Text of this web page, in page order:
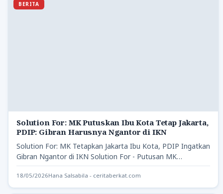
BERITA
Solution For: MK Putuskan Ibu Kota Tetap Jakarta,
PDIP: Gibran Harusnya Ngantor di IKN
Solution For: MK Tetapkan Jakarta Ibu Kota, PDIP Ingatkan
Gibran Ngantor di IKN Solution For - Putusan MK…
18/05/2026Hana Salsabila - ceritaberkat.com